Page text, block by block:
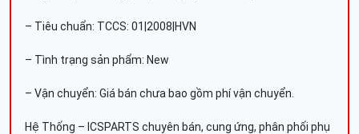
– Tiêu chuẩn: TCCS: 01|2008|HVN
– Tình trạng sản phẩm: New
– Vận chuyển: Giá bán chưa bao gồm phí vận chuyển.
Hệ Thống – ICSPARTS chuyên bán, cung ứng, phân phối phụ